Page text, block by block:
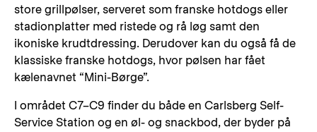
store grillpølser, serveret som franske hotdogs eller
stadionplatter med ristede og rå løg samt den
ikoniske krudtdressing. Derudover kan du også få de
klassiske franske hotdogs, hvor pølsen har fået
kælenavnet “Mini-Børge”.
I området C7–C9 finder du både en Carlsberg Self-
Service Station og en øl- og snackbod, der byder på